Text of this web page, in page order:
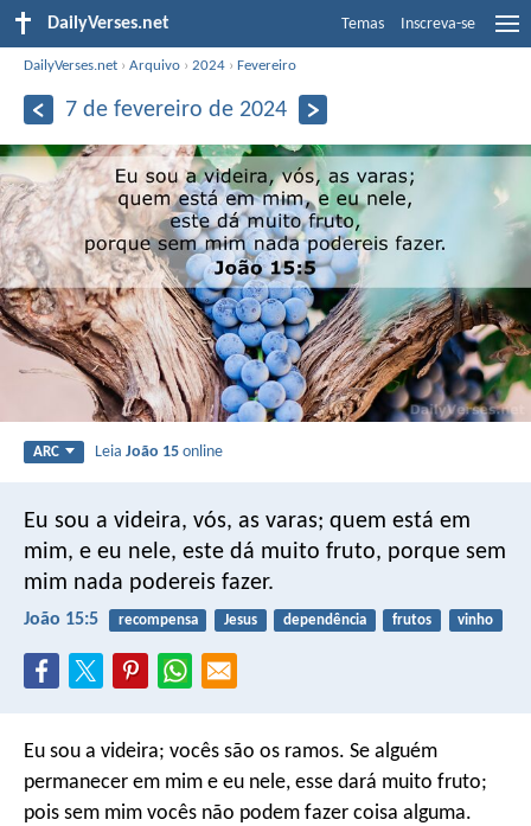
DailyVerses.net Temas Inscreva-se
DailyVerses.net ›Arquivo ›2024 ›Fevereiro
7 de fevereiro de 2024
ARC LeiaJoão 15 online
Eu sou a videira, vós, as varas; quem está em
mim, e eu nele, este dá muito fruto, porque sem
mim nada podereis fazer.
João 15:5 recompensa Jesus dependência frutos vinho
Eu sou a videira; vocês são os ramos. Se alguém
permanecer em mim e eu nele, esse dará muito fruto;
pois sem mim vocês não podem fazer coisa alguma.